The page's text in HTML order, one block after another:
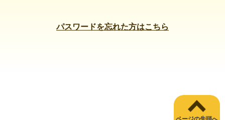
パスワードを忘れた方はこちら